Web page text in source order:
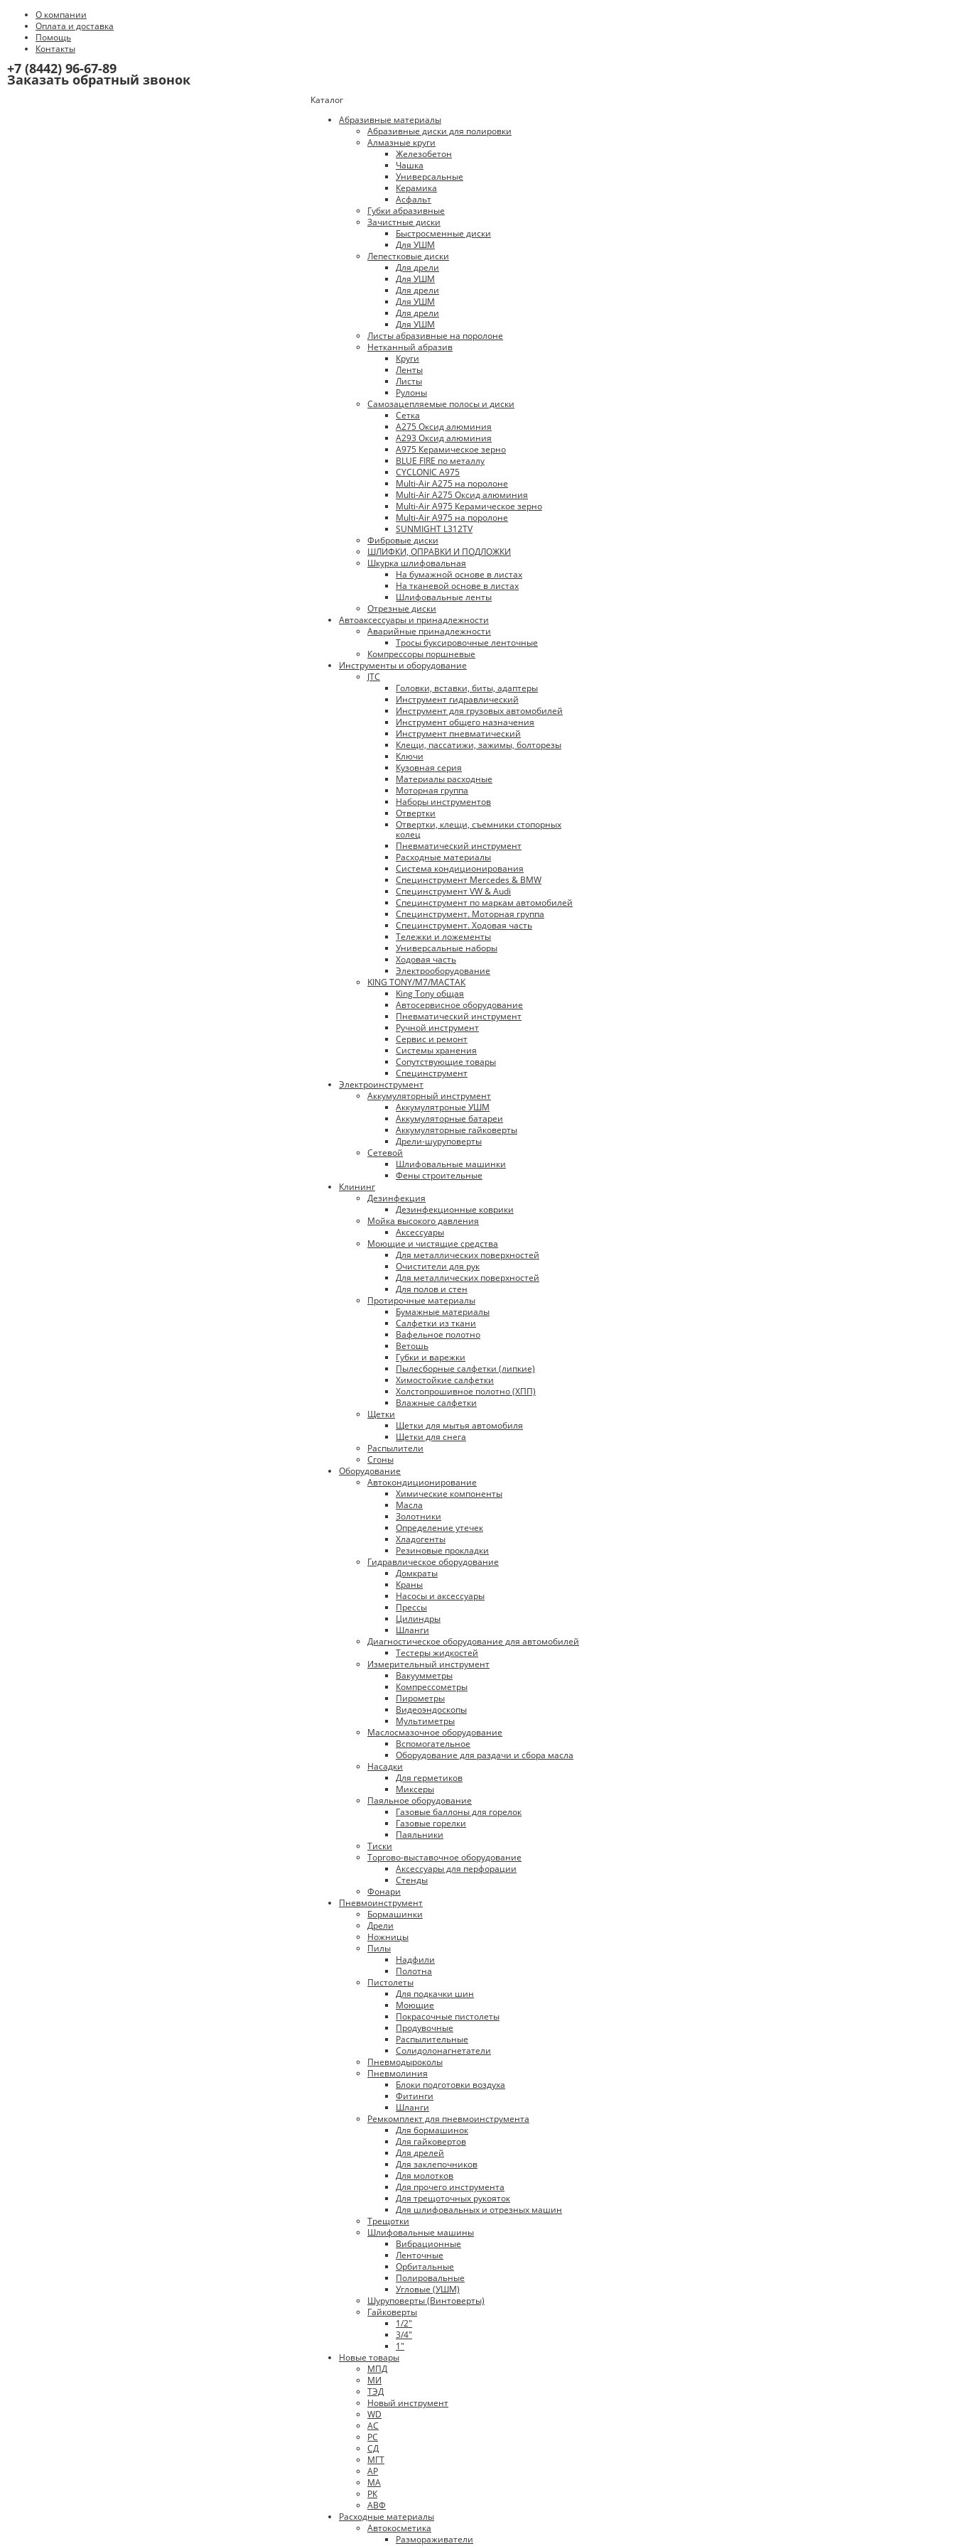
О компании
Оплата и доставка
Помощь
Контакты
+7 (8442) 96-67-89
Заказать обратный звонок
Каталог
Абразивные материалы
Абразивные диски для полировки
Алмазные круги
Железобетон
Чашка
Универсальные
Керамика
Асфальт
Губки абразивные
Зачистные диски
Быстросменные диски
Для УШМ
Лепестковые диски
Для дрели
Для УШМ
Для дрели
Для УШМ
Для дрели
Для УШМ
Листы абразивные на поролоне
Нетканный абразив
Круги
Ленты
Листы
Рулоны
Самозацепляемые полосы и диски
Сетка
A275 Оксид алюминия
A293 Оксид алюминия
A975 Керамическое зерно
BLUE FIRE по металлу
CYCLONIC A975
Multi-Air A275 на поролоне
Multi-Air A275 Оксид алюминия
Multi-Air A975 Керамическое зерно
Multi-Air A975 на поролоне
SUNMIGHT L312TV
Фибровые диски
ШЛИФКИ, ОПРАВКИ И ПОДЛОЖКИ
Шкурка шлифовальная
На бумажной основе в листах
На тканевой основе в листах
Шлифовальные ленты
Отрезные диски
Автоаксессуары и принадлежности
Аварийные принадлежности
Тросы буксировочные ленточные
Компрессоры поршневые
Инструменты и оборудование
JTC
Головки, вставки, биты, адаптеры
Инструмент гидравлический
Инструмент для грузовых автомобилей
Инструмент общего назначения
Инструмент пневматический
Клещи, пассатижи, зажимы, болторезы
Ключи
Кузовная серия
Материалы расходные
Моторная группа
Наборы инструментов
Отвертки
Отвертки, клещи, съемники стопорных
колец
Пневматический инструмент
Расходные материалы
Система кондиционирования
Специнструмент Mercedes & BMW
Специнструмент VW & Audi
Специнструмент по маркам автомобилей
Специнструмент. Моторная группа
Специнструмент. Ходовая часть
Тележки и ложементы
Универсальные наборы
Ходовая часть
Электрооборудование
KING TONY/М7/МАСТАК
King Tony общая
Автосервисное оборудование
Пневматический инструмент
Ручной инструмент
Сервис и ремонт
Системы хранения
Сопутствующие товары
Специнструмент
Электроинструмент
Аккумуляторный инструмент
Аккумулятроные УШМ
Аккумуляторные батареи
Аккумуляторные гайковерты
Дрели-шуруповерты
Сетевой
Шлифовальные машинки
Фены строительные
Клининг
Дезинфекция
Дезинфекционные коврики
Мойка высокого давления
Аксессуары
Моющие и чистящие средства
Для металлических поверхностей
Очистители для рук
Для металлических поверхностей
Для полов и стен
Протирочные материалы
Бумажные материалы
Салфетки из ткани
Вафельное полотно
Ветошь
Губки и варежки
Пылесборные салфетки (липкие)
Химостойкие салфетки
Холстопрошивное полотно (ХПП)
Влажные салфетки
Щетки
Щетки для мытья автомобиля
Щетки для снега
Распылители
Сгоны
Оборудование
Автокондиционирование
Химические компоненты
Масла
Золотники
Определение утечек
Хладогенты
Резиновые прокладки
Гидравлическое оборудование
Домкраты
Краны
Насосы и аксессуары
Прессы
Цилиндры
Шланги
Диагностическое оборудование для автомобилей
Тестеры жидкостей
Измерительный инструмент
Вакуумметры
Компрессометры
Пирометры
Видеоэндоскопы
Мультиметры
Маслосмазочное оборудование
Вспомогательное
Оборудование для раздачи и сбора масла
Насадки
Для герметиков
Миксеры
Паяльное оборудование
Газовые баллоны для горелок
Газовые горелки
Паяльники
Тиски
Торгово-выставочное оборудование
Аксессуары для перфорации
Стенды
Фонари
Пневмоинструмент
Бормашинки
Дрели
Ножницы
Пилы
Надфили
Полотна
Пистолеты
Для подкачки шин
Моющие
Покрасочные пистолеты
Продувочные
Распылительные
Солидолонагнетатели
Пневмодыроколы
Пневмолиния
Блоки подготовки воздуха
Фитинги
Шланги
Ремкомплект для пневмоинструмента
Для бормашинок
Для гайковертов
Для дрелей
Для заклепочников
Для молотков
Для прочего инструмента
Для трещоточных рукояток
Для шлифовальных и отрезных машин
Трещотки
Шлифовальные машины
Вибрационные
Ленточные
Орбитальные
Полировальные
Угловые (УШМ)
Шуруповерты (Винтоверты)
Гайковерты
1/2"
3/4"
1"
Новые товары
МПД
МИ
ТЭД
Новый инструмент
WD
АС
РС
СД
МГТ
АР
МА
РК
АВФ
Расходные материалы
Автокосметика
Размораживатели